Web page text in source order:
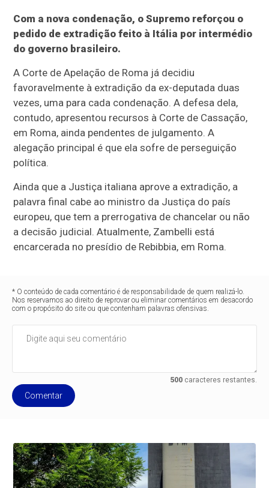
Com a nova condenação, o Supremo reforçou o
pedido de extradição feito à Itália por intermédio
do governo brasileiro.
A Corte de Apelação de Roma já decidiu
favoravelmente à extradição da ex-deputada duas
vezes, uma para cada condenação. A defesa dela,
contudo, apresentou recursos à Corte de Cassação,
em Roma, ainda pendentes de julgamento. A
alegação principal é que ela sofre de perseguição
política.
Ainda que a Justiça italiana aprove a extradição, a
palavra final cabe ao ministro da Justiça do país
europeu, que tem a prerrogativa de chancelar ou não
a decisão judicial. Atualmente, Zambelli está
encarcerada no presídio de Rebibbia, em Roma.
* O conteúdo de cada comentário é de responsabilidade de quem realizá-lo.
Nos reservamos ao direito de reprovar ou eliminar comentários em desacordo
com o propósito do site ou que contenham palavras ofensivas.
500caracteres restantes.
Comentar